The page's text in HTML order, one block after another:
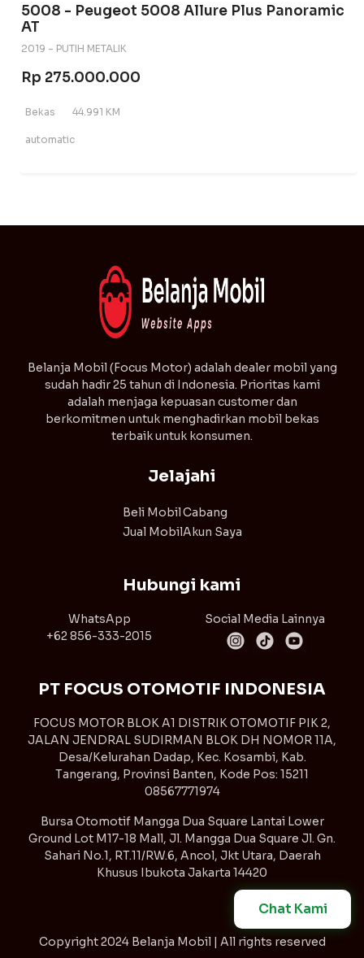
Chat Kami
5008 - Peugeot 5008 Allure Plus Panoramic
AT
2019 - PUTIH METALIK
Rp 275.000.000
Bekas 44.991 KM
automatic
⁠Belanja Mobil (Focus Motor) adalah dealer mobil yang
sudah hadir 25 tahun di Indonesia. Prioritas kami
adalah menjaga kepuasan customer dan
berkomitmen untuk menghadirkan mobil bekas
terbaik untuk konsumen.
Jelajahi
Beli Mobil
Jual Mobil
Cabang
Akun Saya
Hubungi kami
WhatsApp
+62 856-333-2015
Social Media Lainnya
PT FOCUS OTOMOTIF INDONESIA
FOCUS MOTOR BLOK A1 DISTRIK OTOMOTIF PIK 2,
JALAN JENDRAL SUDIRMAN BLOK DH NOMOR 11A,
Desa/Kelurahan Dadap, Kec. Kosambi, Kab.
Tangerang, Provinsi Banten, Kode Pos: 15211
08567771974
Bursa Otomotif Mangga Dua Square Lantai Lower
Ground Lot M17-18 Mall, Jl. Mangga Dua Square Jl. Gn.
Sahari No.1, RT.11/RW.6, Ancol, Jkt Utara, Daerah
Khusus Ibukota Jakarta 14420
Copyright2024 Belanja Mobil | All rights reserved